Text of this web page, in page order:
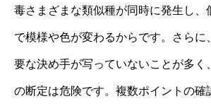
毒さまざまな類似種が同時に発生し、
で模様や色が変わるからです。さらに
要な決め手が写っていないことが多く
の断定は危険です。複数ポイントの確